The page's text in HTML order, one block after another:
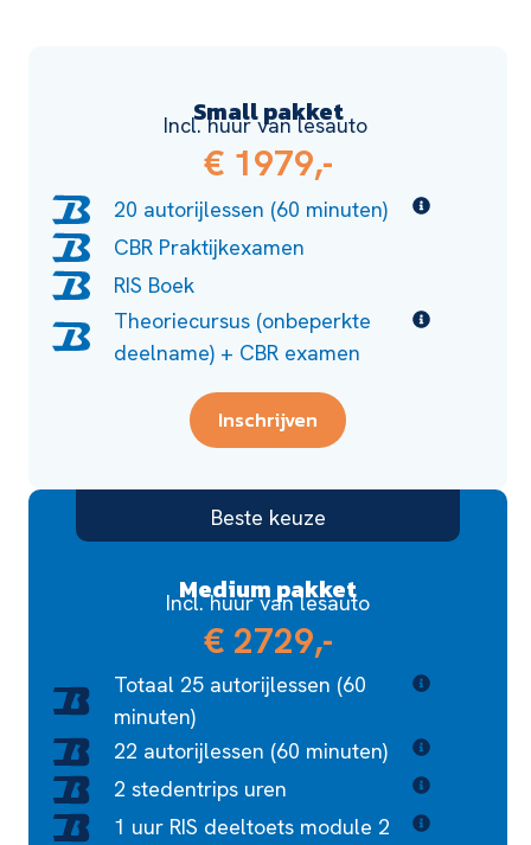
Small pakket
Incl. huur van lesauto
€ 1979,-
20 autorijlessen (60 minuten)
CBR Praktijkexamen
RIS Boek
Theoriecursus (onbeperkte
deelname) + CBR examen
Inschrijven
Beste keuze
Medium pakket
Incl. huur van lesauto
€ 2729,-
Totaal 25 autorijlessen (60
minuten)
22 autorijlessen (60 minuten)
2 stedentrips uren
1 uur RIS deeltoets module 2